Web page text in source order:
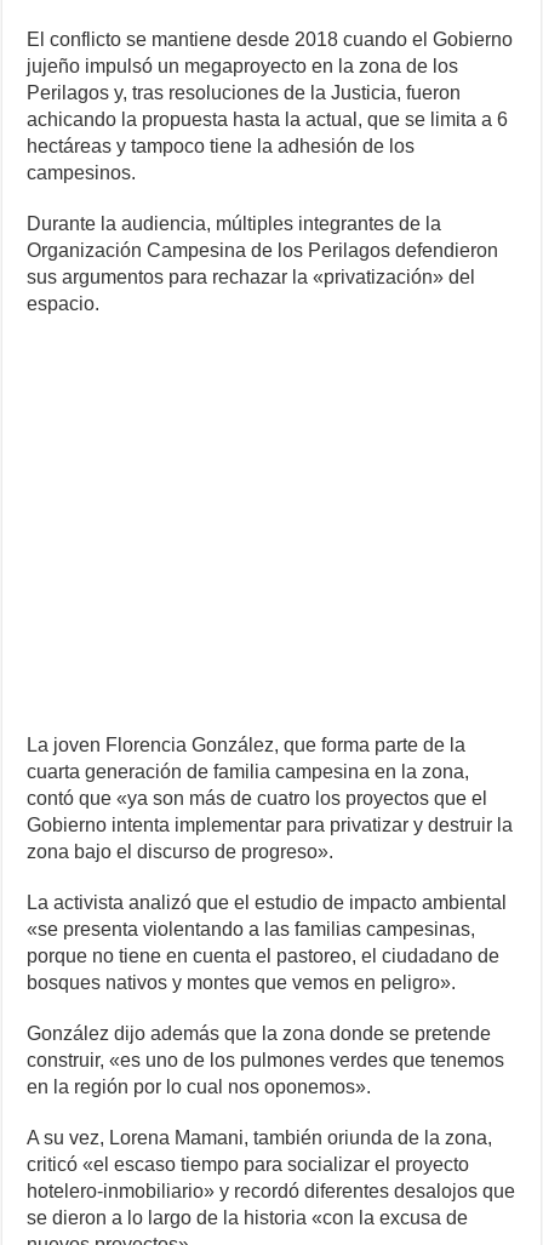
El conflicto se mantiene desde 2018 cuando el Gobierno
jujeño impulsó un megaproyecto en la zona de los
Perilagos y, tras resoluciones de la Justicia, fueron
achicando la propuesta hasta la actual, que se limita a 6
hectáreas y tampoco tiene la adhesión de los
campesinos.
Durante la audiencia, múltiples integrantes de la
Organización Campesina de los Perilagos defendieron
sus argumentos para rechazar la «privatización» del
espacio.
La joven Florencia González, que forma parte de la
cuarta generación de familia campesina en la zona,
contó que «ya son más de cuatro los proyectos que el
Gobierno intenta implementar para privatizar y destruir la
zona bajo el discurso de progreso».
La activista analizó que el estudio de impacto ambiental
«se presenta violentando a las familias campesinas,
porque no tiene en cuenta el pastoreo, el ciudadano de
bosques nativos y montes que vemos en peligro».
González dijo además que la zona donde se pretende
construir, «es uno de los pulmones verdes que tenemos
en la región por lo cual nos oponemos».
A su vez, Lorena Mamani, también oriunda de la zona,
criticó «el escaso tiempo para socializar el proyecto
hotelero-inmobiliario» y recordó diferentes desalojos que
se dieron a lo largo de la historia «con la excusa de